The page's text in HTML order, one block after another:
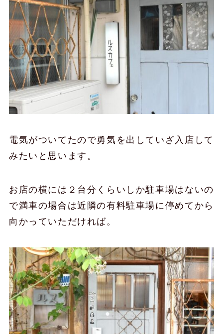
電気がついてたので勇気を出していざ入店して
みたいと思います。
お店の横には２台分くらいしか駐車場はないの
で満車の場合は近隣の有料駐車場に停めてから
向かっていただければ。